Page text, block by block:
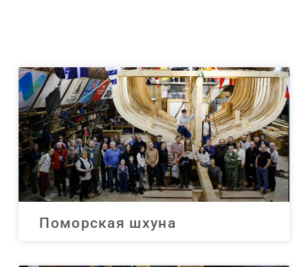
Поморская шхуна